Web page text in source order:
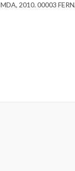
2010. 00003